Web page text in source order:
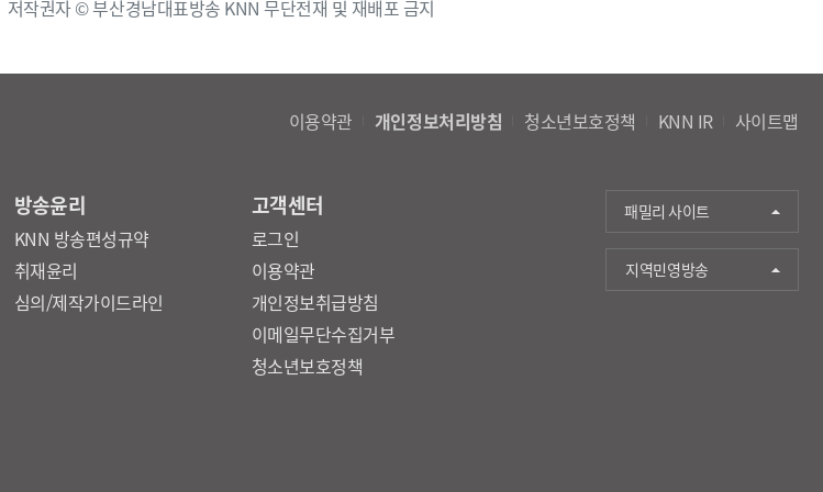
저작권자 © 부산경남대표방송 KNN 무단전재 및 재배포 금지
이용약관 개인정보처리방침 청소년보호정책 KNN IR 사이트맵
방송윤리
KNN 방송편성규약
취재윤리
심의/제작가이드라인
고객센터
로그인
이용약관
개인정보취급방침
이메일무단수집거부
청소년보호정책
패밀리 사이트
지역민영방송